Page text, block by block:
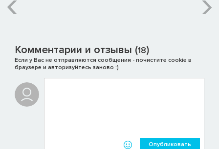
Комментарии и отзывы (18)
Если у Вас не отправляются сообщения - почистите cookie в
браузере и авторизуйтесь заново :)
Опубликовать